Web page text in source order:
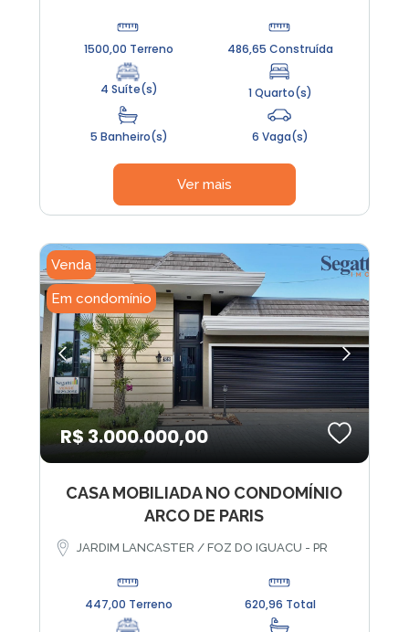
1500,00 Terreno 486,65 Construída
4 Suíte(s) 1 Quarto(s)
5 Banheiro(s) 6 Vaga(s)
Ver mais
Venda
Em condomínio
R$ 3.000.000,00
CASA MOBILIADA NO CONDOMÍNIO
ARCO DE PARIS
JARDIM LANCASTER / FOZ DO IGUACU - PR
447,00 Terreno 620,96 Total